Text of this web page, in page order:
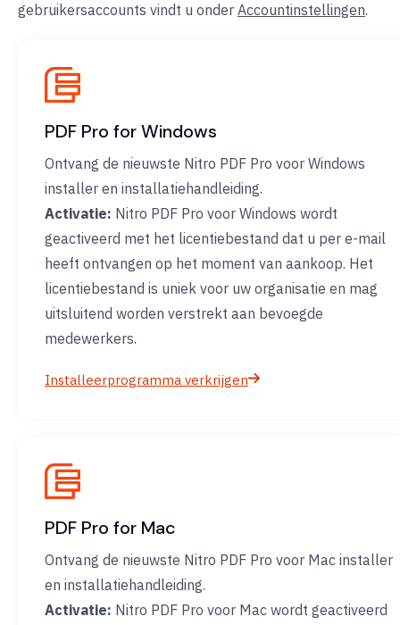
gebruikersaccounts vindt u onder Accountinstellingen.
PDF Pro for Windows
Ontvang de nieuwste Nitro PDF Pro voor Windows
installer en installatiehandleiding.
Activatie: Nitro PDF Pro voor Windows wordt
geactiveerd met het licentiebestand dat u per e-mail
heeft ontvangen op het moment van aankoop. Het
licentiebestand is uniek voor uw organisatie en mag
uitsluitend worden verstrekt aan bevoegde
medewerkers.
Installeerprogramma verkrijgen
PDF Pro for Mac
Ontvang de nieuwste Nitro PDF Pro voor Mac installer
en installatiehandleiding.
Activatie: Nitro PDF Pro voor Mac wordt geactiveerd